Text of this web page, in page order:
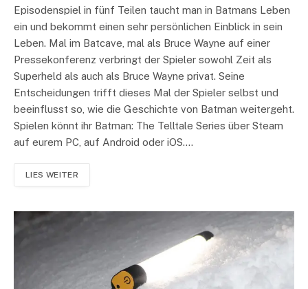
Episodenspiel in fünf Teilen taucht man in Batmans Leben
ein und bekommt einen sehr persönlichen Einblick in sein
Leben. Mal im Batcave, mal als Bruce Wayne auf einer
Pressekonferenz verbringt der Spieler sowohl Zeit als
Superheld als auch als Bruce Wayne privat. Seine
Entscheidungen trifft dieses Mal der Spieler selbst und
beeinflusst so, wie die Geschichte von Batman weitergeht.
Spielen könnt ihr Batman: The Telltale Series über Steam
auf eurem PC, auf Android oder iOS.…
LIES WEITER